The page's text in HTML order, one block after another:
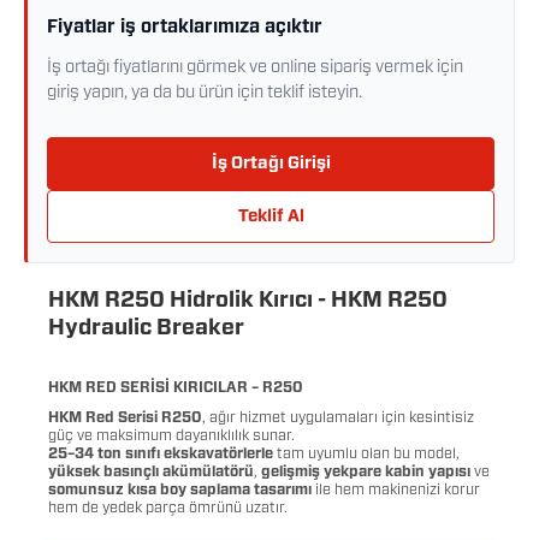
Fiyatlar iş ortaklarımıza açıktır
İş ortağı fiyatlarını görmek ve online sipariş vermek için
giriş yapın, ya da bu ürün için teklif isteyin.
İş Ortağı Girişi
Teklif Al
HKM R250 Hidrolik Kırıcı - HKM R250
Hydraulic Breaker
HKM RED SERİSİ KIRICILAR – R250
HKM Red Serisi R250, ağır hizmet uygulamaları için kesintisiz
güç ve maksimum dayanıklılık sunar.
25–34 ton sınıfı ekskavatörlerle tam uyumlu olan bu model,
yüksek basınçlı akümülatörü, gelişmiş yekpare kabin yapısı ve
somunsuz kısa boy saplama tasarımı ile hem makinenizi korur
hem de yedek parça ömrünü uzatır.